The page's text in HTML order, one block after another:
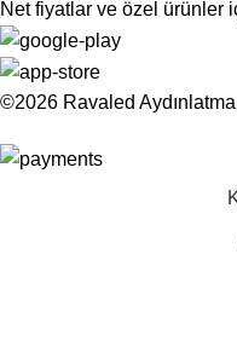
Net fiyatlar ve özel ürünler
©2026 Ravaled Aydınlatma